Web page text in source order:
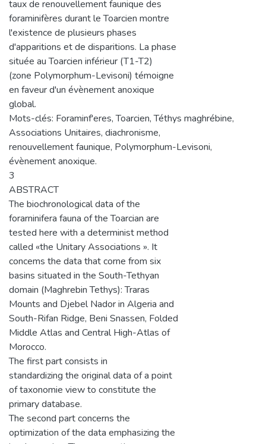
taux de renouvellement faunique des
foraminifères durant le Toarcien montre
l'existence de plusieurs phases
d'apparitions et de disparitions. La phase
située au Toarcien inférieur (T1-T2)
(zone Polymorphum-Levisoni) témoigne
en faveur d'un évènement anoxique
global.
Mots-clés: Foraminf'eres, Toarcien, Téthys maghrébine,
Associations Unitaires, diachronisme,
renouvellement faunique, Polymorphum-Levisoni,
évènement anoxique.
3
ABSTRACT
The biochronological data of the
forarninifera fauna of the Toarcian are
tested here with a determinist method
called «the Unitary Associations ». It
concems the data that corne from six
basins situated in the South-Tethyan
domain (Maghrebin Tethys): Traras
Mounts and Djebel Nador in Algeria and
South-Rifan Ridge, Beni Snassen, Folded
Middle Atlas and Central High-Atlas of
Morocco.
The first part consists in
standardizing the original data of a point
of taxonomie view to constitute the
primary database.
The second part concerns the
optimization of the data emphasizing the